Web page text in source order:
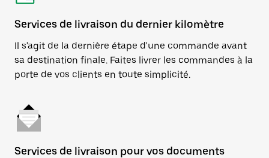
Services de livraison du dernier kilomètre
Il s'agit de la dernière étape d'une commande avant
sa destination finale. Faites livrer les commandes à la
porte de vos clients en toute simplicité.
Services de livraison pour vos documents